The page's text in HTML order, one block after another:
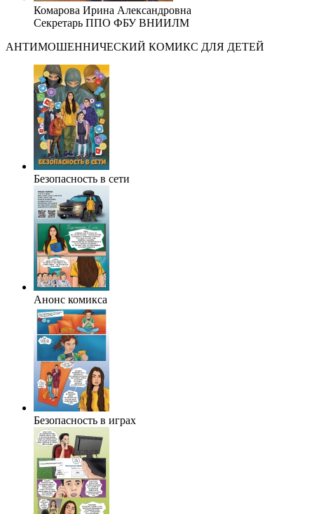
Комарова Ирина Александровна
Секретарь ППО ФБУ ВНИИЛМ
АНТИМОШЕННИЧЕСКИЙ КОМИКС ДЛЯ ДЕТЕЙ
Безопасность в сети
Анонс комикса
Безопасность в играх